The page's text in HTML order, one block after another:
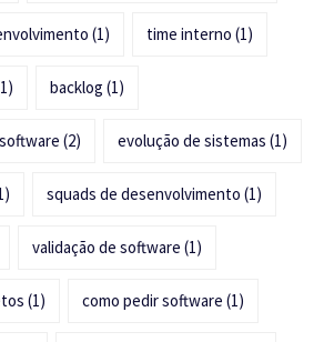
(1) time interno (1)
backlog (1)
(2) evolução de sistemas (1)
squads de desenvolvimento (1)
validação de software (1)
(1) como pedir software (1)